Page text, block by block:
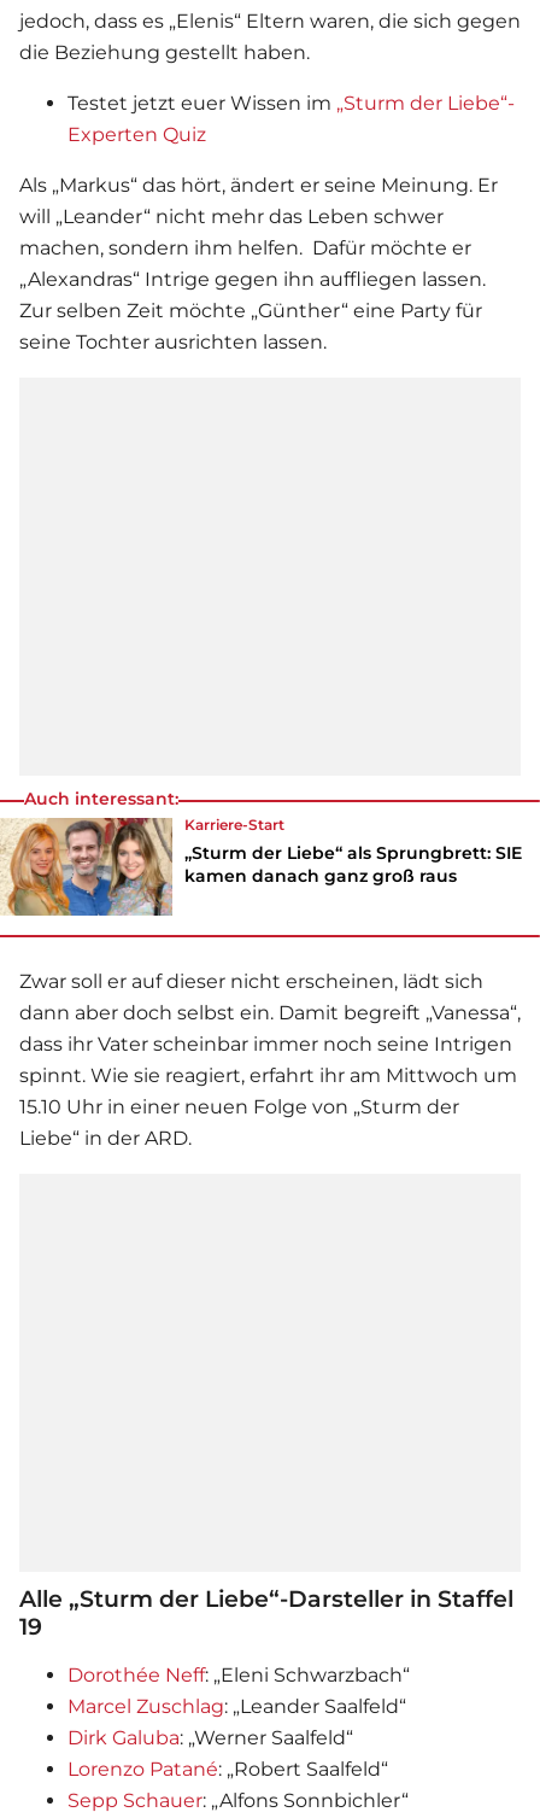
jedoch, dass es „Elenis“ Eltern waren, die sich gegen
die Beziehung gestellt haben.
Testet jetzt euer Wissen im „Sturm der Liebe“-
Experten Quiz
Als „Markus“ das hört, ändert er seine Meinung. Er
will „Leander“ nicht mehr das Leben schwer
machen, sondern ihm helfen. Dafür möchte er
„Alexandras“ Intrige gegen ihn auffliegen lassen.
Zur selben Zeit möchte „Günther“ eine Party für
seine Tochter ausrichten lassen.
Auch interessant:
Karriere-Start
„Sturm der Liebe“ als Sprungbrett: SIE
kamen danach ganz groß raus
Zwar soll er auf dieser nicht erscheinen, lädt sich
dann aber doch selbst ein. Damit begreift „Vanessa“,
dass ihr Vater scheinbar immer noch seine Intrigen
spinnt. Wie sie reagiert, erfahrt ihr am Mittwoch um
15.10 Uhr in einer neuen Folge von „Sturm der
Liebe“ in der ARD.
Alle „Sturm der Liebe“-Darsteller in Staffel
19
Dorothée Neff: „Eleni Schwarzbach“
Marcel Zuschlag: „Leander Saalfeld“
Dirk Galuba: „Werner Saalfeld“
Lorenzo Patané: „Robert Saalfeld“
Sepp Schauer: „Alfons Sonnbichler“